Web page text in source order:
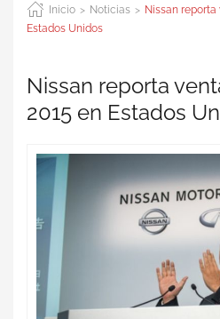
Inicio Noticias
Nissan reporta
Estados Unidos
Nissan reporta
2015 en Estados